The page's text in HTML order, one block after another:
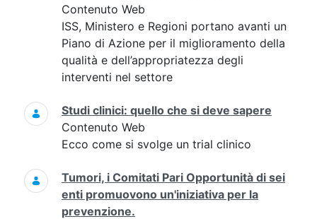
Contenuto Web
ISS, Ministero e Regioni portano avanti un
Piano di Azione per il miglioramento della
qualità e dell’appropriatezza degli
interventi nel settore
Studi clinici: quello che si deve sapere
Contenuto Web
Ecco come si svolge un trial clinico
Tumori, i Comitati Pari Opportunità di sei
enti promuovono un'iniziativa per la
prevenzione.